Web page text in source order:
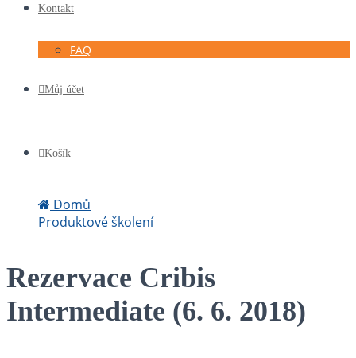
Kontakt
FAQ
Můj účet
Košík
Domů
Produktové školení
Rezervace Cribis
Intermediate (6. 6. 2018)